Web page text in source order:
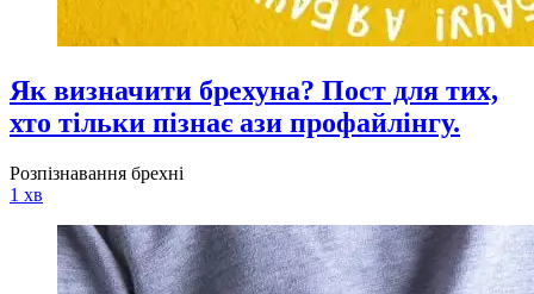
Як визначити брехуна? Пост для тих,
хто тільки пізнає ази профайлінгу.
Розпізнавання брехні
1 хв